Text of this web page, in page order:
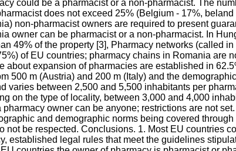
could be a pharmacist or a non-pharmacist. The
does not exceed 25% (Belgium - 17%,
non-pharmacist owners are required to present
owner can be pharmacist or a non-pharmacist. In
49% of the property [3], Pharmacy networks (called
of EU countries; pharmacy chains in Romania are
about expansion of pharmacies are established in
500 m (Austria) and 200 m (Italy) and the
varies between 2,500 and 5,500 inhabitants per
on the type of locality, between 3,000 and 4,000
owner can be anyone; restrictions are not
and demographic norms being covered
not be respected. Conclusions. 1. Most EU countries
established legal rules that meet the guidelines